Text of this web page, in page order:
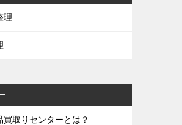
理
買取りセンターとは？